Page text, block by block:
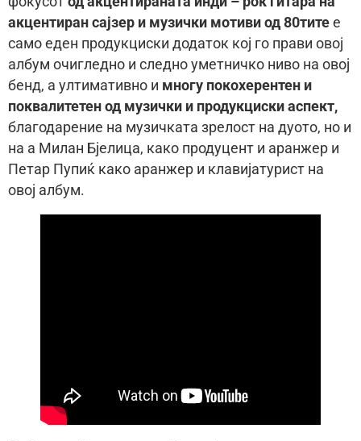
акцентиран сајзер и музички мотиви од 80тите е
само еден продукциски додаток кој го прави овој
албум очигледно и следно уметничко ниво на овој
бенд, а ултимативно и многу покохерентен и
поквалитетен од музички и продукциски аспект,
благодарение на музичката зрелост на дуото, но и
на а Милан Бјелица, како продуцент и аранжер и
Петар Пупиќ како аранжер и клавијатурист на
овој албум.